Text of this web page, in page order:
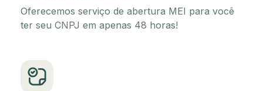
Oferecemos serviço de abertura MEI para você
ter seu CNPJ em apenas 48 horas!